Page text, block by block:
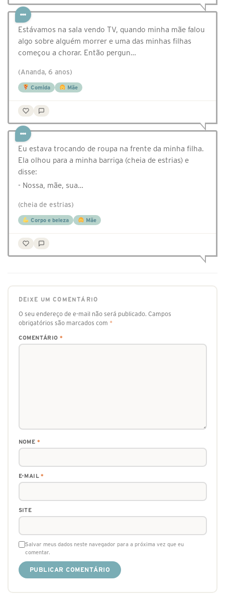
Estávamos na sala vendo TV, quando minha mãe falou
algo sobre alguém morrer e uma das minhas filhas
começou a chorar. Então pergun…
(Ananda, 6 anos)
Comida Mãe
Eu estava trocando de roupa na frente da minha filha.
Ela olhou para a minha barriga (cheia de estrias) e
disse:
- Nossa, mãe, sua…
(cheia de estrias)
Corpo e beleza Mãe
DEIXE UM COMENTÁRIO
O seu endereço de e-mail não será publicado. Campos
obrigatórios são marcados com *
COMENTÁRIO *
NOME *
E-MAIL*
SITE
Salvar meus dados neste navegador para a próxima vez que eu
comentar.